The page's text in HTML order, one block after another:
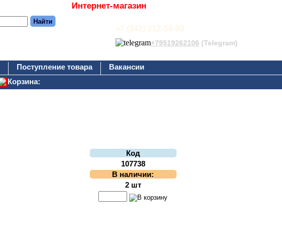
Интернет-магазин
+7 (342) 212-54-00
+79519262106 (Telegram)
Поступление товара
Вакансии
Корзина:
Код
107738
В наличии:
2 шт